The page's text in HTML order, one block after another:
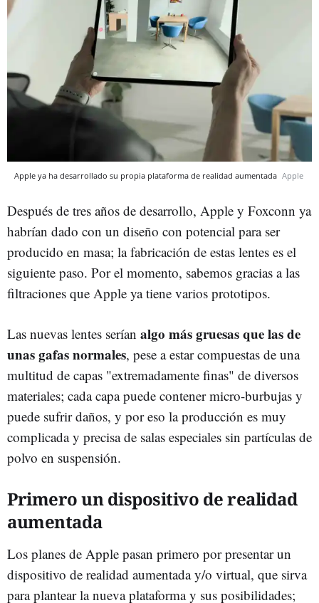
Apple ya ha desarrollado su propia plataforma de realidad aumentada Apple
Después de tres años de desarrollo, Apple y Foxconn ya
habrían dado con un diseño con potencial para ser
producido en masa; la fabricación de estas lentes es el
siguiente paso. Por el momento, sabemos gracias a las
filtraciones que Apple ya tiene varios prototipos.
Las nuevas lentes serían algo más gruesas que las de
unas gafas normales, pese a estar compuestas de una
multitud de capas "extremadamente finas" de diversos
materiales; cada capa puede contener micro-burbujas y
puede sufrir daños, y por eso la producción es muy
complicada y precisa de salas especiales sin partículas de
polvo en suspensión.
Primero un dispositivo de realidad
aumentada
Los planes de Apple pasan primero por presentar un
dispositivo de realidad aumentada y/o virtual, que sirva
para plantear la nueva plataforma y sus posibilidades;